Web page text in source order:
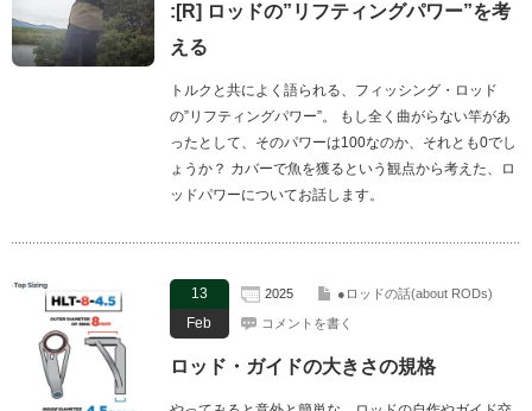
:[R] ロッドの”リフティングパワー”を考
える
トルクと共によく語られる、フィッシング・ロッド
の”リフティングパワー”。 もし全く曲がらない竿があ
ったとして、そのパワーは100なのか、それとも0でし
ょうか？ カバーで魚を獲るという観点から考えた、ロ
ッドパワーについてお話します。
13
Feb
2025 ●ロッドの話(about RODs)
コメントを書く
ロッド・ガイドの大きさの規格